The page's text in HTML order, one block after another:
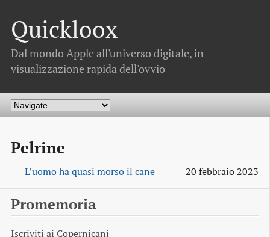
Quickloox
Dal mondo Apple all'universo digitale, in
visualizzazione rapida dell'ovvio
Pelrine
L’uomo ha quasi morso il cane 20 febbraio 2023
Promemoria
Iscriviti ai Copernicani